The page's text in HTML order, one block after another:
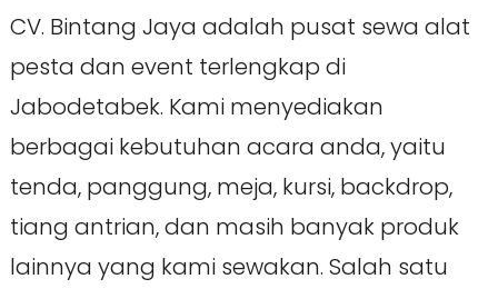
CV. Bintang Jaya adalah pusat sewa alat
pesta dan event terlengkap di
Jabodetabek. Kami menyediakan
berbagai kebutuhan acara anda, yaitu
tenda, panggung, meja, kursi, backdrop,
tiang antrian, dan masih banyak produk
lainnya yang kami sewakan. Salah satu